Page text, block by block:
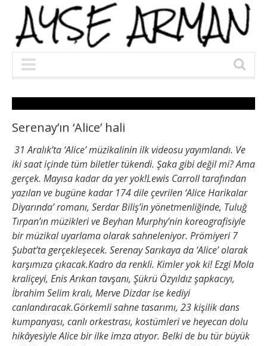
Serenay’ın ‘Alice’ hali
31 Aralık’ta ‘Alice’ müzikalinin ilk videosu yayımlandı. Ve
iki saat içinde tüm biletler tükendi. Şaka gibi değil mi? Ama
gerçek. Mayısa kadar da yer yok!Lewis Carroll tarafından
yazılan ve bugüne kadar 174 dile çevrilen ‘Alice Harikalar
Diyarında’ romanı, Serdar Biliş’in yönetmenliğinde, Tuluğ
Tırpan’ın müzikleri ve Beyhan Murphy’nin koreografisiyle
bir müzikal uyarlama olarak sahneleniyor. Prömiyeri 7
Şubat’ta gerçekleşecek. Serenay Sarıkaya da ‘Alice’ olarak
karşımıza çıkacak.Kadro da renkli. Kimler yok ki! Ezgi Mola
kraliçeyi, Enis Arıkan tavşanı, Şükrü Özyıldız şapkacıyı,
İbrahim Selim kralı, Merve Dizdar ise kediyi
canlandıracak.Görkemli sahne tasarımı, 23 kişilik dans
kumpanyası, canlı orkestrası, kostümleri ve heyecan dolu
hikâyesiyle Alice bir ilke imza atıyor. Belki de bu tür büyük